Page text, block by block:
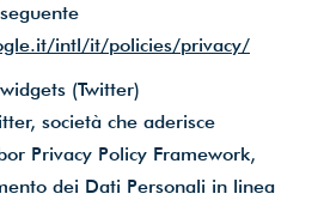
intl/it/policies/privacy/
(Twitter)
società che aderisce
Privacy Policy Framework,
dei Dati Personali in linea